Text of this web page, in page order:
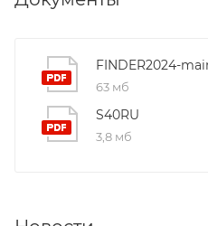
FINDER2024-
63 мб
S40RU
3,8 мб